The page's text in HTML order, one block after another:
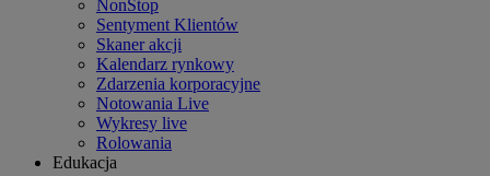
NonStop
Sentyment Klientów
Skaner akcji
Kalendarz rynkowy
Zdarzenia korporacyjne
Notowania Live
Wykresy live
Rolowania
Edukacja